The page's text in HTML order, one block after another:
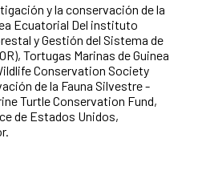
y la conservación de la
Ecuatorial Del instituto
y Gestión del Sistema de
Tortugas Marinas de Guinea
Conservation Society
de la Fauna Silvestre -
Turtle Conservation Fund,
de Estados Unidos,